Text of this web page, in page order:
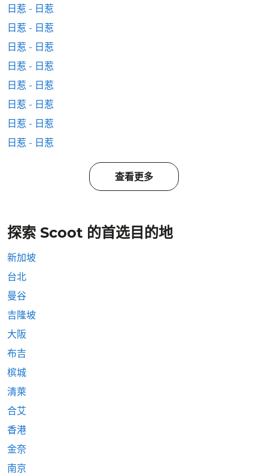
日惹 - 日惹
日惹 - 日惹
日惹 - 日惹
日惹 - 日惹
日惹 - 日惹
日惹 - 日惹
日惹 - 日惹
日惹 - 日惹
查看更多
探索 Scoot 的首选目的地
新加坡
台北
曼谷
吉隆坡
大阪
布吉
槟城
清萊
合艾
香港
金奈
南京